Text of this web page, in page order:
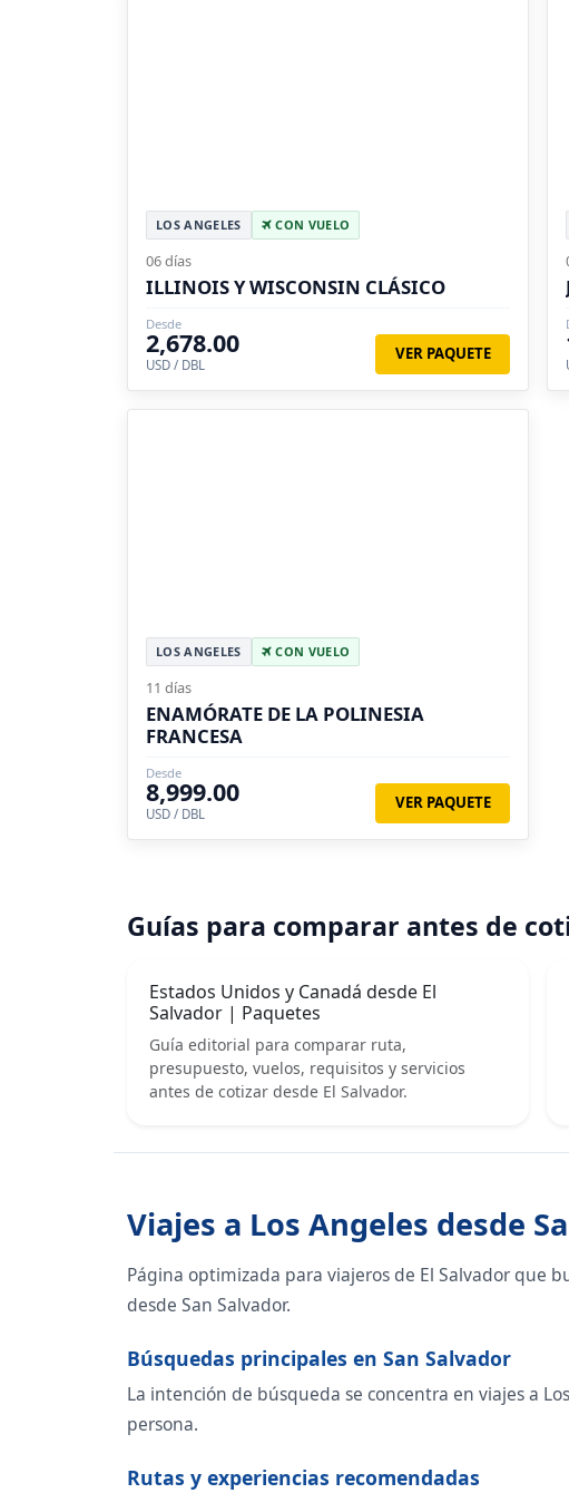
LOS ANGELES CON VUELO
06 días
ILLINOIS Y WISCONSIN CLÁSICO
Desde
2,678.00
USD / DBL
VER PAQUETE
LOS ANGELES CON VUELO
11 días
ENAMÓRATE DE LA POLINESIA
FRANCESA
Desde
8,999.00
USD / DBL
VER PAQUETE
Guías para comparar antes de
Estados Unidos y Canadá desde El
Salvador | Paquetes
Guía editorial para comparar ruta,
presupuesto, vuelos, requisitos y servicios
antes de cotizar desde El Salvador.
Viajes a Los Angeles desde
Página optimizada para viajeros de El Salvador que
desde San Salvador.
Búsquedas principales en San Salvador
La intención de búsqueda se concentra en viajes a
persona.
Rutas y experiencias recomendadas